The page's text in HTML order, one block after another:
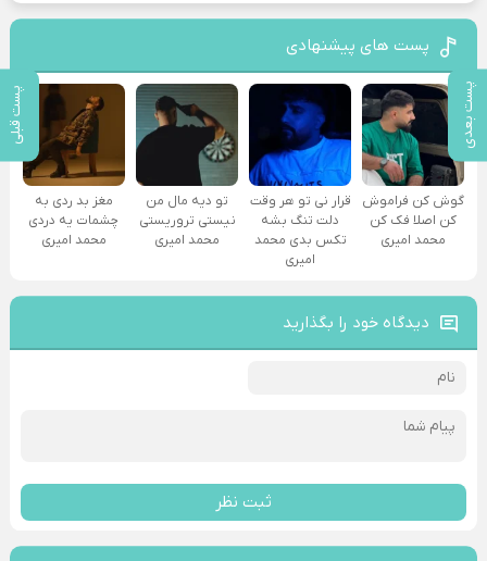
پست بعدی پست قبلی
پست های پیشنهادی
گوش کن فراموش
کن اصلا فک کن
محمد امیری
قرار نی تو هر وقت
دلت تنگ بشه
تکس بدی محمد
امیری
تو دیه مال من
نیستی تروریستی
محمد امیری
مغز بد ردی به
چشمات یه دردی
محمد امیری
دیدگاه خود را بگذارید
ثبت نظر